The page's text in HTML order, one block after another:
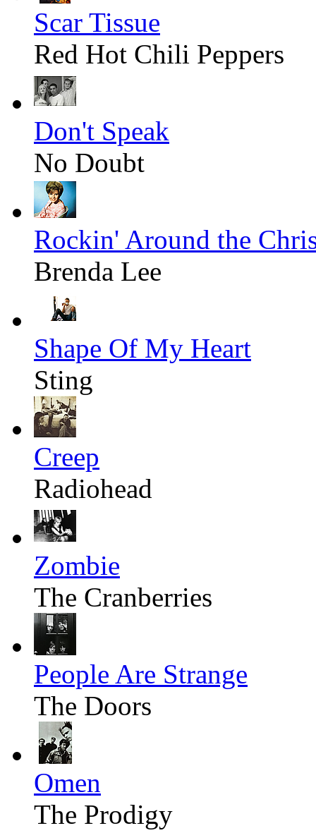
Scar Tissue
Red Hot Chili Peppers
Don't Speak
No Doubt
Rockin' Around the
Brenda Lee
Shape Of My Heart
Sting
Creep
Radiohead
Zombie
The Cranberries
People Are Strange
The Doors
Omen
The Prodigy